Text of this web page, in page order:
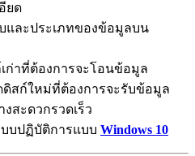
ยด
และประเภทของข้อมูลบน
ก่าที่ต้องการจะโอนข้อมูล
ดิสก์ใหม่ที่ต้องการจะรับข้อมูล
งสะดวกรวดเร็ว
บปฏิบัติการแบบ Windows 10